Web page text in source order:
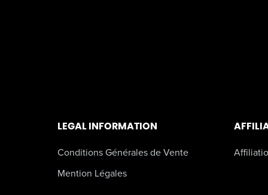
LEGAL INFORMATION
Conditions Générales de Vente
Mention Légales